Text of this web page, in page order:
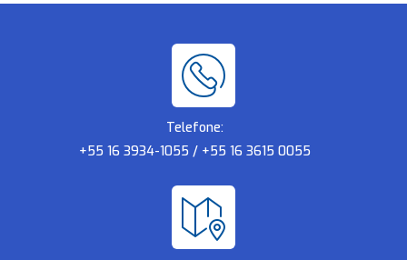
Telefone:
+55 16 3934-1055 / +55 16 3615 0055